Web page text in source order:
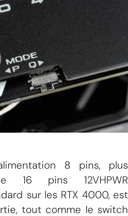
8 pins, plus
16 pins 12VHPWR
sur les RTX 4000, est
tout comme le switch